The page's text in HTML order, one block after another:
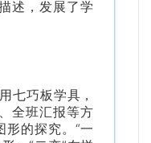
述，发展了学
七巧板学具，
全班汇报等方
形的探究。“一